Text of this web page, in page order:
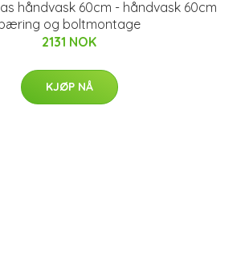
håndvask 60cm - håndvask 60cm
og boltmontage
2131 NOK
KJØP NÅ